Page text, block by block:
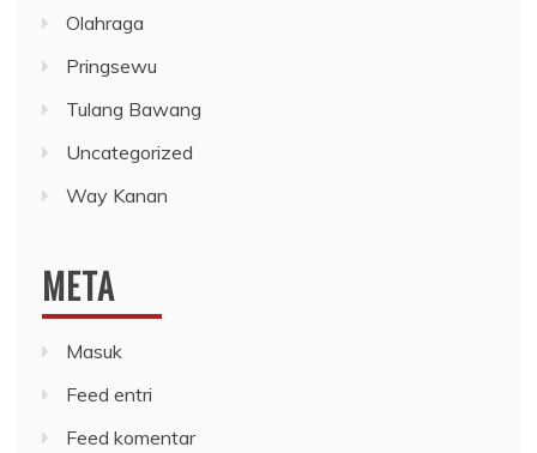
Olahraga
Pringsewu
Tulang Bawang
Uncategorized
Way Kanan
META
Masuk
Feed entri
Feed komentar